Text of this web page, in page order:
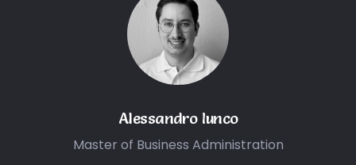
Alessandro Iunco
Master of Business Administration